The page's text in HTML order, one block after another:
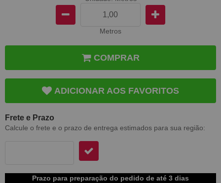
Metros
COMPRAR
ADICIONAR AOS FAVORITOS
Frete e Prazo
Calcule o frete e o prazo de entrega estimados para sua região:
Prazo para preparação do pedido de até 3 dias